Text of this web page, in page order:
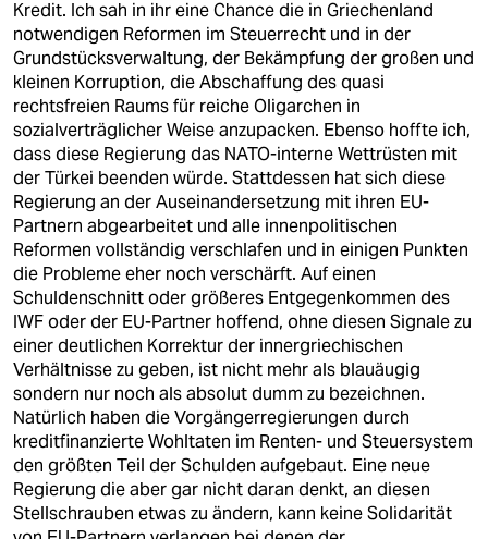
Kredit. Ich sah in ihr eine Chance die in Griechenland
notwendigen Reformen im Steuerrecht und in der
Grundstücksverwaltung, der Bekämpfung der großen und
kleinen Korruption, die Abschaffung des quasi
rechtsfreien Raums für reiche Oligarchen in
sozialverträglicher Weise anzupacken. Ebenso hoffte ich,
dass diese Regierung das NATO-interne Wettrüsten mit
der Türkei beenden würde. Stattdessen hat sich diese
Regierung an der Auseinandersetzung mit ihren EU-
Partnern abgearbeitet und alle innenpolitischen
Reformen vollständig verschlafen und in einigen Punkten
die Probleme eher noch verschärft. Auf einen
Schuldenschnitt oder größeres Entgegenkommen des
IWF oder der EU-Partner hoffend, ohne diesen Signale zu
einer deutlichen Korrektur der innergriechischen
Verhältnisse zu geben, ist nicht mehr als blauäugig
sondern nur noch als absolut dumm zu bezeichnen.
Natürlich haben die Vorgängerregierungen durch
kreditfinanzierte Wohltaten im Renten- und Steuersystem
den größten Teil der Schulden aufgebaut. Eine neue
Regierung die aber gar nicht daran denkt, an diesen
Stellschrauben etwas zu ändern, kann keine Solidarität